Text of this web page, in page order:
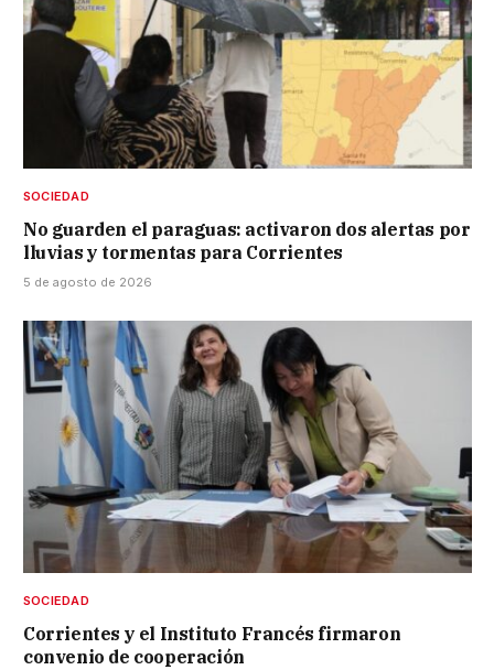
SOCIEDAD
No guarden el paraguas: activaron dos alertas por
lluvias y tormentas para Corrientes
5 de agosto de 2026
SOCIEDAD
Corrientes y el Instituto Francés firmaron
convenio de cooperación